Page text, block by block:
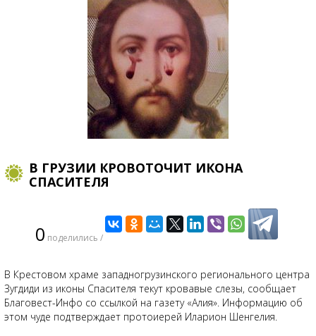
В ГРУЗИИ КРОВОТОЧИТ ИКОНА
СПАСИТЕЛЯ
0 поделились /
В Крестовом храме западногрузинского регионального центра
Зугдиди из иконы Спасителя текут кровавые слезы, сообщает
Благовест-Инфо со ссылкой на газету «Алия». Информацию об
этом чуде подтверждает протоиерей Иларион Шенгелия.